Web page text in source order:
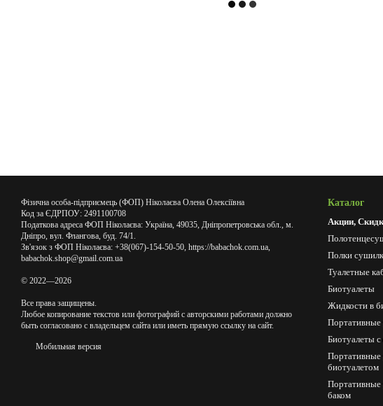
Фізична особа-підприємець (ФОП) Ніколаєва Олена Олексіївна
Код за ЄДРПОУ: 2491100708
Податкова адреса ФОП Ніколаєва: Україна, 49035, Дніпропетровська обл., м.
Дніпро, вул. Флангова, буд. 74/1.
Зв'язок з ФОП Ніколаєва: +38(067)-154-50-50, https://babachok.com.ua,
babachok.shop@gmail.com.ua
© 2022—2026
Все права защищены.
Любое копирование текстов или фотографий с авторскими работами должно
быть согласовано с владельцем сайта или иметь прямую ссылку на сайт.
Мобильная версия
Каталог
Акции,
Полки
Туалетные
Биотуалеты
Жидкости в
Биотуалеты с
Портативные
биотуалетом
Портативные
баком